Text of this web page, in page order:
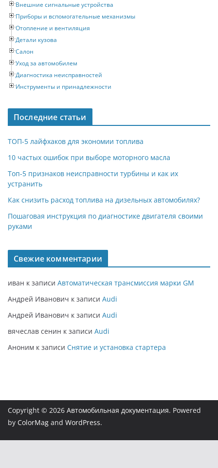
Внешние сигнальные устройства
Приборы и вспомогательные механизмы
Отопление и вентиляция
Детали кузова
Салон
Уход за автомобилем
Диагностика неисправностей
Инструменты и принадлежности
Последние статьи
ТОП-5 лайфхаков для экономии топлива
10 частых ошибок при выборе моторного масла
Топ-5 признаков неисправности турбины и как их
устранить
Как снизить расход топлива на дизельных автомобилях?
Пошаговая инструкция по диагностике двигателя своими
руками
Свежие комментарии
иван к записи Автоматическая трансмиссия марки GM
Андрей Иванович к записи Audi
Андрей Иванович к записи Audi
вячеслав сенин к записи Audi
Аноним к записи Снятие и установка стартера
Copyright © 2026 Автомобильная документация. Powered
by ColorMag and WordPress.